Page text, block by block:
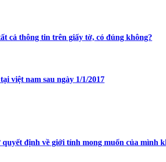
cả thông tin trên giấy tờ, có đúng không?
việt nam sau ngày 1/1/2017
định về giới tính mong muốn của mình